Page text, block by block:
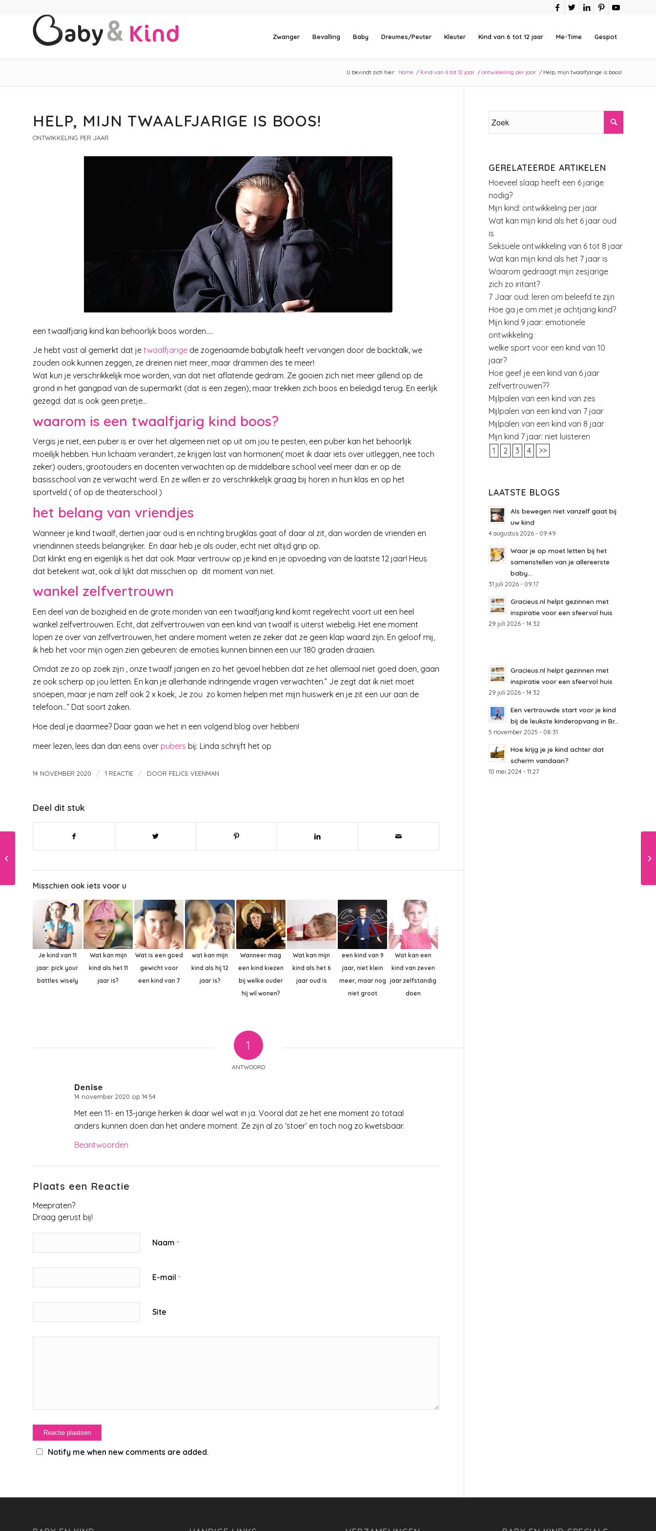
Zwanger Bevalling Baby Dreumes/Peuter Kleuter Kind van 6 tot 12 jaar Me-Time Gespot
U bevindt zich hier: Home / Kind van 6 tot 12 jaar / ontwikkeling per jaar / Help, mijn twaalfjarige is boos!
HELP, MIJN TWAALFJARIGE IS BOOS!
ONTWIKKELING PER JAAR
een twaalfjarig kind kan behoorlijk boos worden…..
Je hebt vast al gemerkt dat je twaalfjarige de zogenaamde babytalk heeft vervangen door de backtalk, we
zouden ook kunnen zeggen, ze dreinen niet meer, maar drammen des te meer!
Wat kun je verschrikkelijk moe worden, van dat niet aflatende gedram. Ze gooien zich niet meer gillend op de
grond in het gangpad van de supermarkt (dat is een zegen), maar trekken zich boos en beledigd terug. En eerlijk
gezegd: dat is ook geen pretje…
waarom is een twaalfjarig kind boos?
Vergis je niet, een puber is er over het algemeen niet op uit om jou te pesten, een puber kan het behoorlijk
moeilijk hebben. Hun lichaam verandert, ze krijgen last van hormonen( moet ik daar iets over uitleggen, nee toch
zeker) ouders, grootouders en docenten verwachten op de middelbare school veel meer dan er op de
basisschool van ze verwacht werd. En ze willen er zo verschrikkelijk graag bij horen in hun klas en op het
sportveld ( of op de theaterschool )
het belang van vriendjes
Wanneer je kind twaalf, dertien jaar oud is en richting brugklas gaat of daar al zit, dan worden de vrienden en
vriendinnen steeds belangrijker. En daar heb je als ouder, echt niet altijd grip op.
Dat klinkt eng en eigenlijk is het dat ook. Maar vertrouw op je kind en je opvoeding van de laatste 12 jaar! Heus
dat betekent wat, ook al lijkt dat misschien op dit moment van niet.
wankel zelfvertrouwn
Een deel van de bozigheid en de grote monden van een twaalfjarig kind komt regelrecht voort uit een heel
wankel zelfvertrouwen. Echt, dat zelfvertrouwen van een kind van twaalf is uiterst wiebelig. Het ene moment
lopen ze over van zelfvertrouwen, het andere moment weten ze zeker dat ze geen klap waard zijn. En geloof mij,
ik heb het voor mijn ogen zien gebeuren: de emoties kunnen binnen een uur 180 graden draaien.
Omdat ze zo op zoek zijn , onze twaalf jarigen en zo het gevoel hebben dat ze het allemaal niet goed doen, gaan
ze ook scherp op jou letten. En kan je allerhande indringende vragen verwachten.” Je zegt dat ik niet moet
snoepen, maar je nam zelf ook 2 x koek, Je zou zo komen helpen met mijn huiswerk en je zit een uur aan de
telefoon…” Dat soort zaken.
Hoe deal je daarmee? Daar gaan we het in een volgend blog over hebben!
meer lezen, lees dan dan eens over pubers bij: Linda schrijft het op
14 NOVEMBER 2020 / 1 REACTIE / DOOR FELICE VEENMAN
Deel dit stuk
Misschien ook iets voor u
Je kind van 11
jaar: pick your
battles wisely
Wat kan mijn
kind als het 11
jaar is?
Wat is een goed
gewicht voor
een kind van 7
wat kan mijn
kind als hij 12
jaar is?
Wanneer mag
een kind kiezen
bij welke ouder
hij wil wonen?
Wat kan mijn
kind als het 6
jaar oud is
een kind van 9
jaar, niet klein
meer, maar nog
niet groot
Wat kan een
kind van zeven
jaar zelfstandig
doen
1
ANTWOORD
Denise
zegt:
14 november 2020 op 14:54
Met een 11- en 13-jarige herken ik daar wel wat in ja. Vooral dat ze het ene moment zo totaal
anders kunnen doen dan het andere moment. Ze zijn al zo ‘stoer’ en toch nog zo kwetsbaar.
Beantwoorden
Plaats een Reactie
Meepraten?
Draag gerust bij!
Naam *
E-mail *
Site
Notify me when new comments are added.
GERELATEERDE ARTIKELEN
Hoeveel slaap heeft een 6 jarige
nodig?
Mijn kind: ontwikkeling per jaar
Wat kan mijn kind als het 6 jaar oud
is
Seksuele ontwikkeling van 6 tot 8 jaar
Wat kan mijn kind als het 7 jaar is
Waarom gedraagt mijn zesjarige
zich zo iritant?
7 Jaar oud: leren om beleefd te zijn
Hoe ga je om met je achtjarig kind?
Mijn kind 9 jaar: emotionele
ontwikkeling
welke sport voor een kind van 10
jaar?
Hoe geef je een kind van 6 jaar
zelfvertrouwen??
Mijlpalen van een kind van zes
Mijlpalen van een kind van 7 jaar
Mijlpalen van een kind van 8 jaar
Mijn kind 7 jaar: niet luisteren
1
2 3 4 >>
LAATSTE BLOGS
Als bewegen niet vanzelf gaat bij
uw kind
4 augustus 2026 - 09:49
Waar je op moet letten bij het
samenstellen van je allereerste
baby...
31 juli 2026 - 09:17
Gracieus.nl helpt gezinnen met
inspiratie voor een sfeervol huis
29 juli 2026 - 14:32
Gracieus.nl helpt gezinnen met
inspiratie voor een sfeervol huis
29 juli 2026 - 14:32
Een vertrouwde start voor je kind
bij de leukste kinderopvang in Br...
5 november 2025 - 08:31
Hoe krijg je je kind achter dat
scherm vandaan?
10 mei 2024 - 11:27